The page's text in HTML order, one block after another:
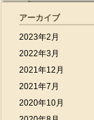
アーカイブ
2023年2月
2022年3月
2021年12月
2021年7月
2020年10月